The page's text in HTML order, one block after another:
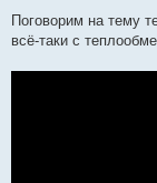
в
д
м
Поговорим на тему
всё-таки с